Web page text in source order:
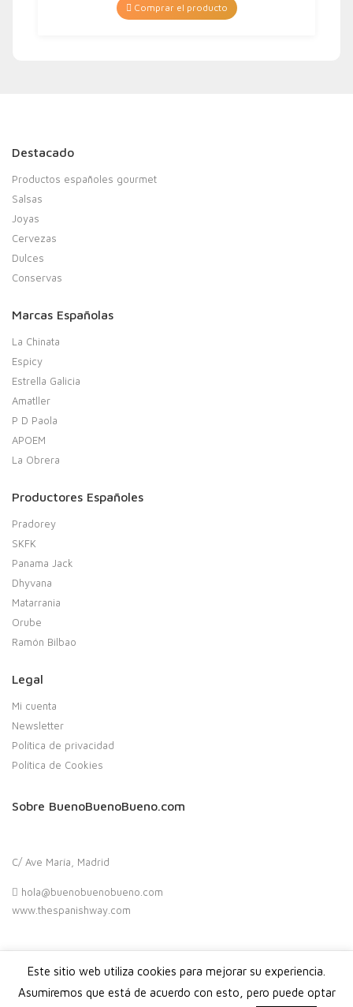
Comprar el producto
Destacado
Productos españoles gourmet
Salsas
Joyas
Cervezas
Dulces
Conservas
Marcas Españolas
La Chinata
Espicy
Estrella Galicia
Amatller
P D Paola
APOEM
La Obrera
Productores Españoles
Pradorey
SKFK
Panama Jack
Dhyvana
Matarrania
Orube
Ramón Bilbao
Legal
Mi cuenta
Newsletter
Política de privacidad
Política de Cookies
Sobre BuenoBuenoBueno.com
C/ Ave María, Madrid
hola@buenobuenobueno.com
www.thespanishway.com
Copyright 2020. Buenobuenobueno.com - Todos los derechos
reservados
Este sitio web utiliza cookies para mejorar su experiencia.
Asumiremos que está de acuerdo con esto, pero puede optar